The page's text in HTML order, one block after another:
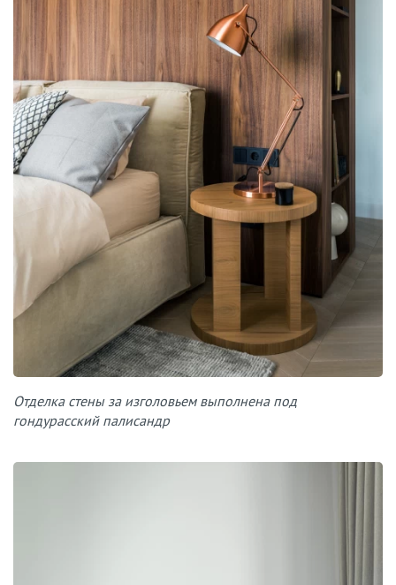
Отделка стены за изголовьем выполнена под
гондурасский палисандр